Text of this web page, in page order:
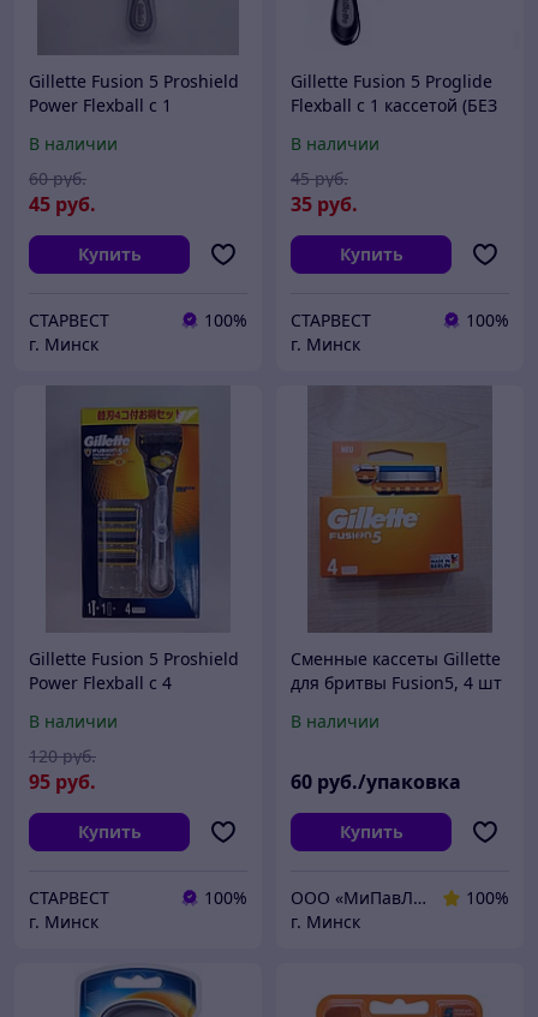
Gillette Fusion 5 Proshield
Power Flexball с 1
Бритва / Станок для
бритья мужской
В наличии
45 руб.
60 руб.
Купить
СТАРВЕСТ
100%
г. Минск
Gillette Fusion 5 Proglide
Flexball с 1 кассетой (БЕЗ
Станок для бритья
мужской
В наличии
35 руб.
45 руб.
Купить
СТАРВЕСТ
100%
г. Минск
Gillette Fusion 5 Proshield
Power Flexball с 4
Станок для бритья
мужской
В наличии
95 руб.
120 руб.
Купить
СТАРВЕСТ
100%
г. Минск
Сменные кассеты Gillette
для бритвы Fusion5, 4 шт
В наличии
60 руб./упаковка
Купить
ООО «МиПавЛен»
100%
г. Минск